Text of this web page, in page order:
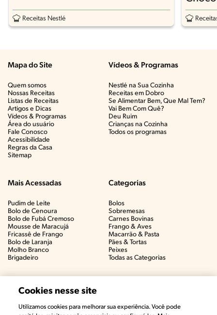
Receitas Nestlé
Mapa do Site
Quem somos
Nossas Receitas
Listas de Receitas​
Artigos e Dicas​
Vídeos & Programas​
Área do usuário
Fale Conosco
Acessibilidade
Regras da Casa
Sitemap
Vídeos & Programas​
Nestlé na Sua Cozinha
Receitas em Dobro
Se Alimentar Bem, Que Mal Tem?​
Vai Bem Com Quê?​
Deu Ruim​
Crianças na Cozinha​
Todos os programas
Mais Acessadas
Pudim de Leite
Bolo de Cenoura
Bolo de Fubá Cremoso
Mousse de Maracujá
Fricassê de Frango
Bolo de Laranja
Molho Branco
Brigadeiro
Categorias
Bolos
Sobremesas
Carnes Bovinas​
Frango & Aves​
Macarrão & Pasta​
Pães & Tortas​
Peixes
Todas as Categorias
Cookies nesse site
Utilizamos cookies para melhorar sua experiência. Você pode